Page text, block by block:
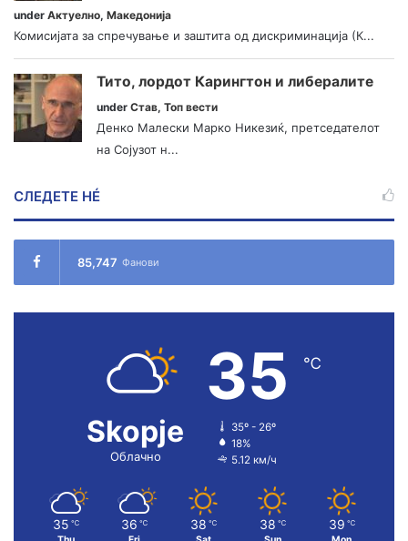
under Актуелно, Македонија
Комисијата за спречување и заштита од дискриминација (К...
Тито, лордот Карингтон и либералите
under Став, Топ вести
Денко Малески Марко Никезиќ, претседателот
на Сојузот н...
СЛЕДЕТЕ НÉ
85,747 Фанови
Skopje
Облачно
35 ℃
35º - 26º
18%
5.12 км/ч
35 ℃ 36 ℃ 38 ℃ 38 ℃ 39 ℃